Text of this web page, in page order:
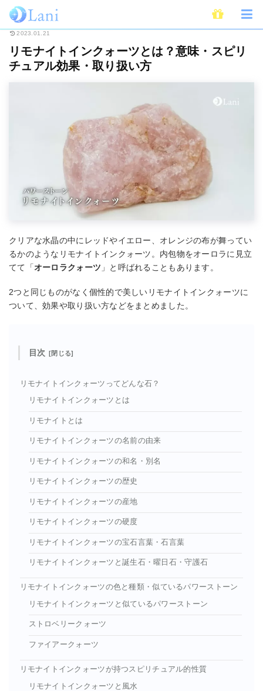
ホーム スピリチュアル リモナイトインクォーツとは？
2023.01.21
リモナイトインクォーツとは？意味・スピリ
チュアル効果・取り扱い方
クリアな水晶の中にレッドやイエロー、オレンジの布が舞ってい
るかのようなリモナイトインクォーツ。内包物をオーロラに見立
てて「オーロラクォーツ 」と呼ばれることもあります。
2つと同じものがなく個性的で美しいリモナイトインクォーツに
ついて、効果や取り扱い方などをまとめました。
目次
リモナイトインクォーツってどんな石？
リモナイトインクォーツとは
リモナイトとは
リモナイトインクォーツの名前の由来
リモナイトインクォーツの和名・別名
リモナイトインクォーツの歴史
リモナイトインクォーツの産地
リモナイトインクォーツの硬度
リモナイトインクォーツの宝石言葉・石言葉
リモナイトインクォーツと誕生石・曜日石・守護石
リモナイトインクォーツの色と種類・似ているパワーストーン
リモナイトインクォーツと似ているパワーストーン
ストロベリークォーツ
ファイアークォーツ
リモナイトインクォーツが持つスピリチュアル的性質
リモナイトインクォーツと風水